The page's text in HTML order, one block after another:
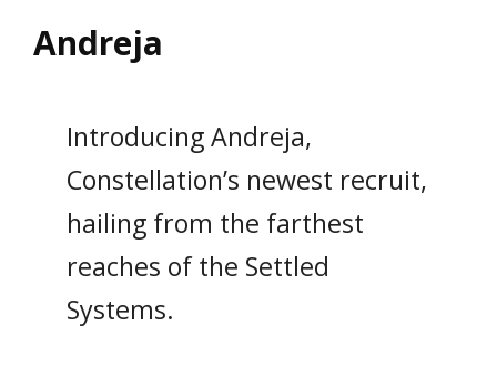
Andreja
Introducing Andreja,
Constellation’s newest recruit,
hailing from the farthest
reaches of the Settled
Systems.